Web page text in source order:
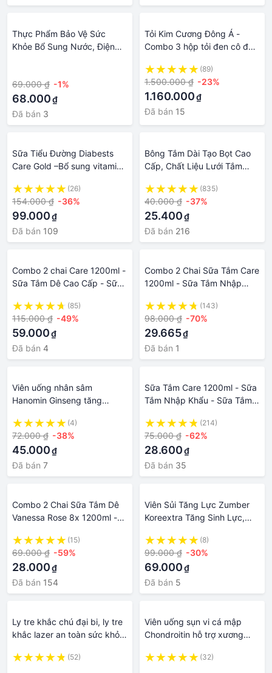
Thực Phẩm Bảo Vệ Sức
Khỏe Bổ Sung Nước, Điện
69.000 ₫ -1%
68.000₫
Đã bán 3
Tỏi Kim Cương Đông Á -
Combo 3 hộp tỏi đen cô đơn
Nhật Bản, hỗ trợ tốt cho sức
khỏe
(89)
1.500.000 ₫ -23%
1.160.000₫
Đã bán 15
Sữa Tiểu Đường Diabests
Care Gold –Bổ sung vitamin
cường sức đề kháng hệ tiêu
hóa khỏe mạnh
(26)
154.000 ₫ -36%
99.000₫
Đã bán 109
Bông Tắm Dài Tạo Bọt Cao
Cấp, Chất Liệu Lưới Tắm
Toàn Cho Sức Khỏe
(835)
40.000 ₫ -37%
25.400₫
Đã bán 216
Combo 2 chai Care 1200ml -
Sữa Tắm Dê Cao Cấp - Sữa
Cao Cấp Thái Lan - Sức
Khỏe & Làm Đẹp - Tắm &
Chăm Sóc Cơ Thể - Chăm
Sóc Da - Đồ Dùng Nhà Tắm
– Chăm Sóc Cá Nhân
(85)
115.000 ₫ -49%
59.000₫
Đã bán 4
Combo 2 Chai Sữa Tắm Care
1200ml - Sữa Tắm Nhập
Thái Lan - Sức Khỏe & Làm
Đẹp - Tắm Chăm Sóc Cơ
Thể - Chăm Sóc Da
(143)
98.000 ₫ -70%
29.665₫
Đã bán 1
Viên uống nhân sâm
Hanomin Ginseng tăng
(4)
72.000 ₫ -38%
45.000₫
Đã bán 7
Sữa Tắm Care 1200ml - Sữa
Tắm Nhập Khẩu - Sữa Tắm
Khỏe & Làm Đẹp - Tắm
Chăm Sóc Cơ Thể - Chăm
Sóc Da - Đồ Dùng Nhà Tắm
- Làm Đẹp - Chăm Sóc Cá
Nhân
(214)
75.000 ₫ -62%
28.600₫
Đã bán 35
Combo 2 Chai Sữa Tắm Dê
Vanessa Rose 8x 1200ml -
Nhà Tắm-- Sữa Tắm Dê Cao
Cấp - Sữa Tắm Nhập Khẩu –
Chăm Sóc Cá Nhân –Làm
Đẹp-- Sữa Tắm Cao Cấp
Thái Lan - Sức Khỏe & Làm
Thể
(15)
69.000 ₫ -59%
28.000₫
Đã bán 154
Viên Sủi Tăng Lực Zumber
Koreextra Tăng Sinh Lực,
Sức Khỏe - Tuyp 20 viên
(8)
99.000 ₫ -30%
69.000₫
Đã bán 5
Ly tre khắc chú đại bi, ly tre
khắc lazer an toàn sức khỏe,
LÓT LY TRE + ỐNG HÚT -
(52)
Viên uống sụn vi cá mập
Chondroitin hỗ trợ xương
gói 20 ngày Nhật Bản
(32)